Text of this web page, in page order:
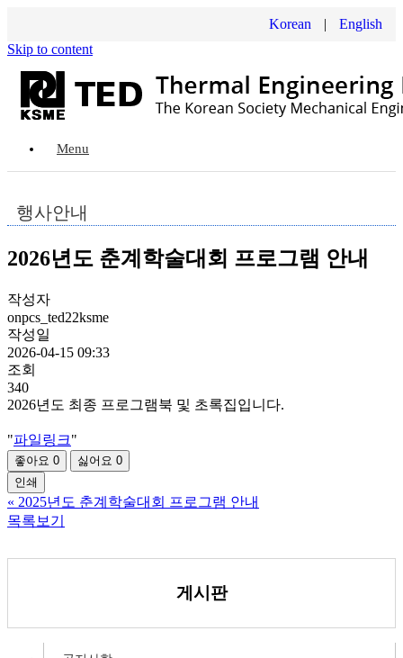
Korean |
English
Skip to content
Menu
행사안내
2026년도 춘계학술대회 프로그램 안내
작성자
onpcs_ted22ksme
작성일
2026-04-15 09:33
조회
340
2026년도 최종 프로그램북 및 초록집입니다.
"파일링크"
좋아요 0 싫어요 0
인쇄
« 2025년도 춘계학술대회 프로그램 안내
목록보기
게시판